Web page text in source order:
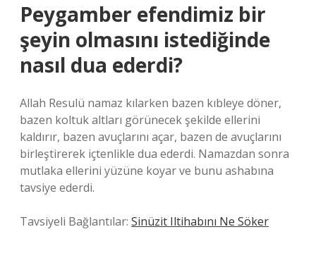
Peygamber efendimiz bir
şeyin olmasını istediğinde
nasıl dua ederdi?
Allah Resulü namaz kılarken bazen kıbleye döner,
bazen koltuk altları görünecek şekilde ellerini
kaldırır, bazen avuçlarını açar, bazen de avuçlarını
birleştirerek içtenlikle dua ederdi. Namazdan sonra
mutlaka ellerini yüzüne koyar ve bunu ashabına
tavsiye ederdi.
Tavsiyeli Bağlantılar: Sinüzit Iltihabını Ne Söker